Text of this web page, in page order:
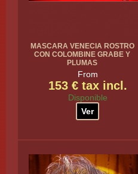
MASCARA VENECIA ROSTRO
CON COLOMBINE GRABE Y
PLUMAS
From
153 € tax incl.
Disponible
Ver